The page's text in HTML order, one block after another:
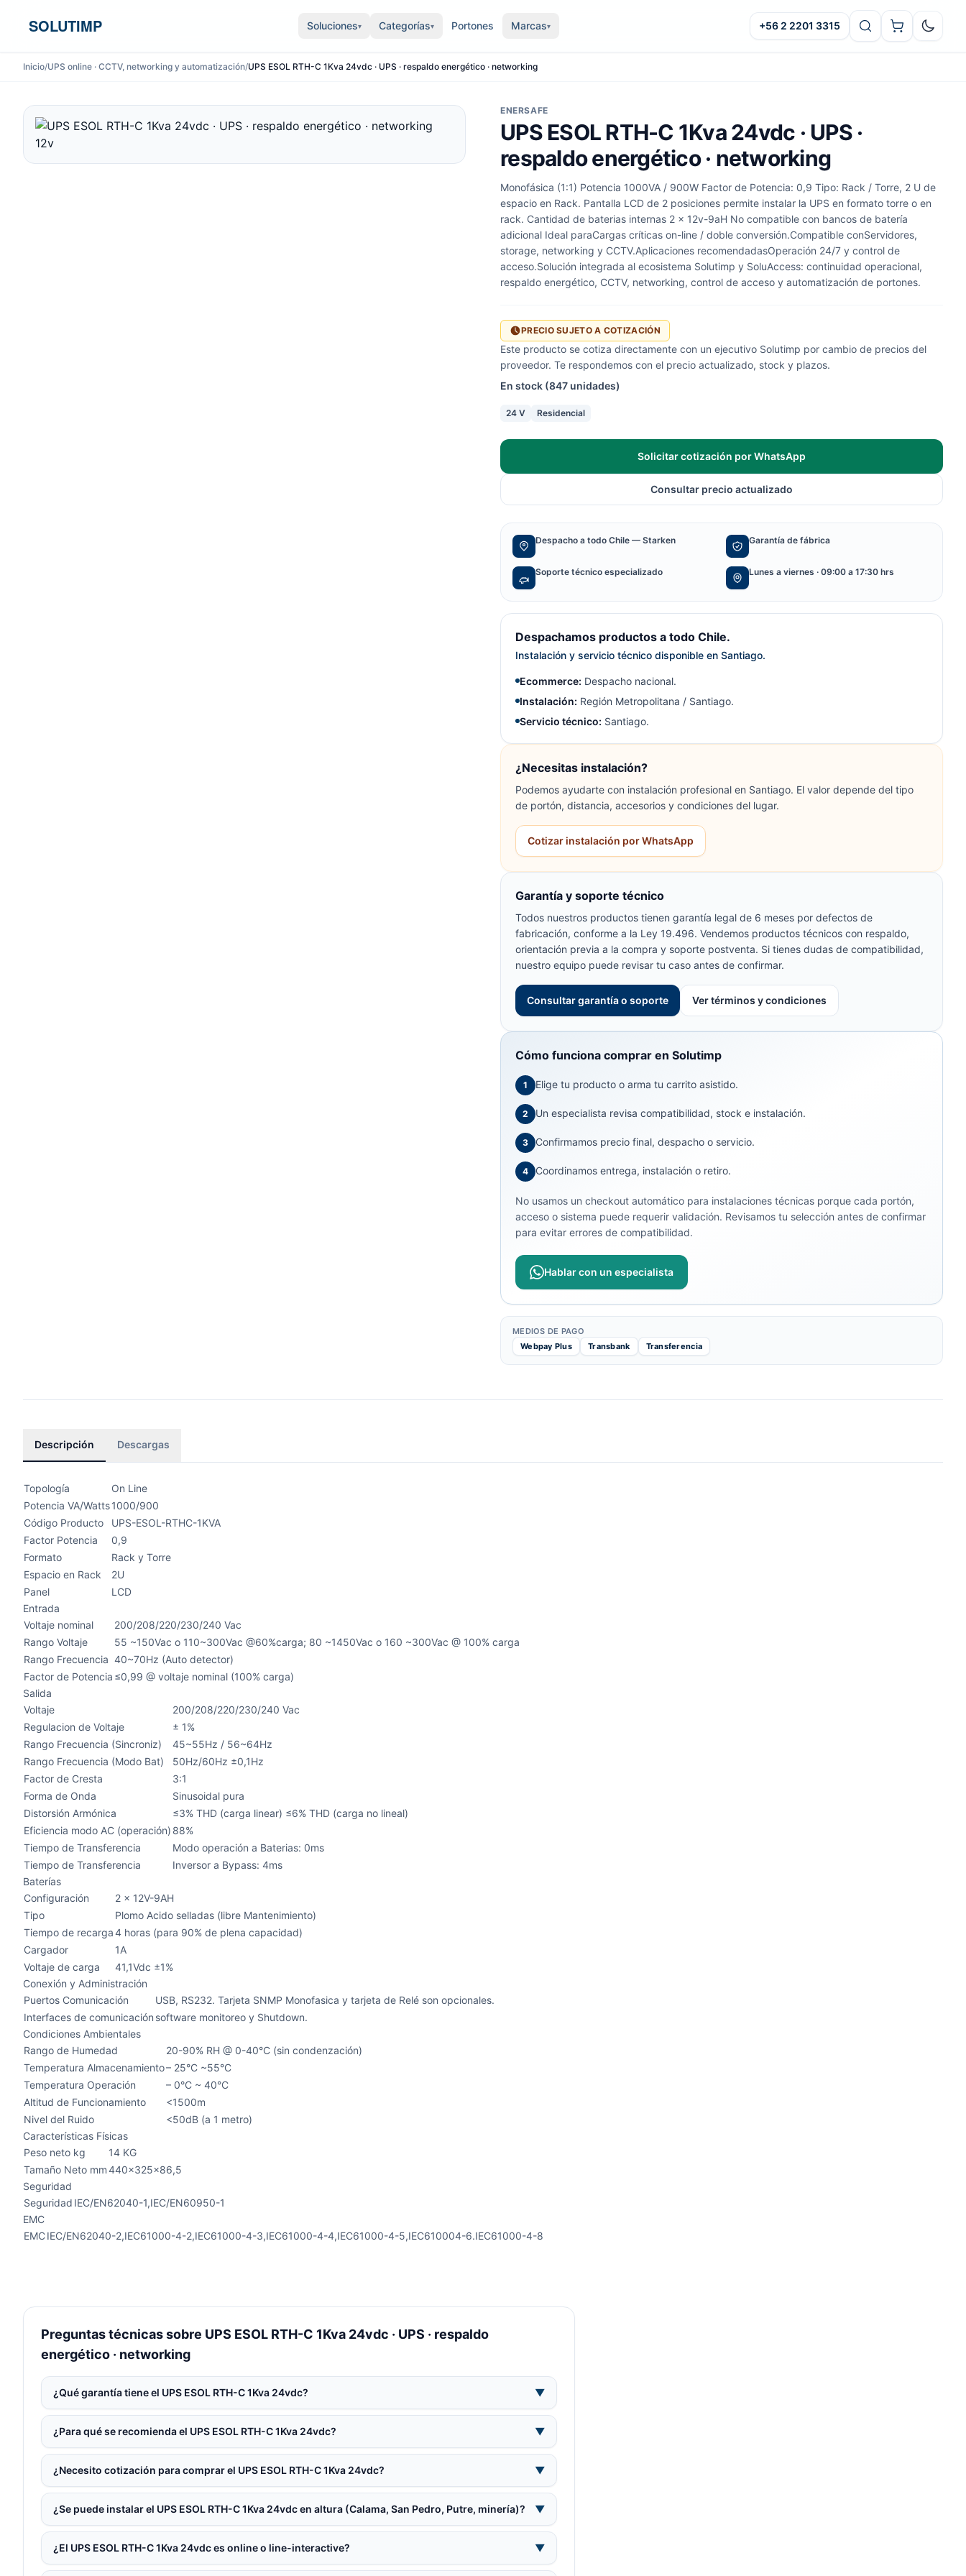
SOLUTIMP Soluciones▾ Categorías▾ Portones Marcas▾ +56 2 2201 3315 Oscuro
Inicio/UPS online · CCTV, networking y automatización/UPS ESOL RTH-C 1Kva 24vdc · UPS · respaldo energético · networking
ENERSAFE
UPS ESOL RTH-C 1Kva 24vdc · UPS ·
respaldo energético · networking
Monofásica (1:1) Potencia 1000VA / 900W Factor de Potencia: 0,9 Tipo: Rack / Torre, 2 U de
espacio en Rack. Pantalla LCD de 2 posiciones permite instalar la UPS en formato torre o en
rack. Cantidad de baterias internas 2 x 12v-9aH No compatible con bancos de batería
adicional Ideal paraCargas críticas on-line / doble conversión.Compatible conServidores,
storage, networking y CCTV.Aplicaciones recomendadasOperación 24/7 y control de
acceso.Solución integrada al ecosistema Solutimp y SoluAccess: continuidad operacional,
respaldo energético, CCTV, networking, control de acceso y automatización de portones.
PRECIO SUJETO A COTIZACIÓN
Este producto se cotiza directamente con un ejecutivo Solutimp por cambio de precios del
proveedor. Te respondemos con el precio actualizado, stock y plazos.
En stock (847 unidades)
24 V Residencial
Solicitar cotización por WhatsApp
Consultar precio actualizado
Despacho a todo Chile — Starken Garantía de fábrica
Soporte técnico especializado Lunes a viernes · 09:00 a 17:30 hrs
Despachamos productos a todo Chile.
Instalación y servicio técnico disponible en Santiago.
Ecommerce: Despacho nacional.
Instalación: Región Metropolitana / Santiago.
Servicio técnico: Santiago.
¿Necesitas instalación?
Podemos ayudarte con instalación profesional en Santiago. El valor depende del tipo
de portón, distancia, accesorios y condiciones del lugar.
Cotizar instalación por WhatsApp
Garantía y soporte técnico
Todos nuestros productos tienen garantía legal de 6 meses por defectos de
fabricación, conforme a la Ley 19.496. Vendemos productos técnicos con respaldo,
orientación previa a la compra y soporte postventa. Si tienes dudas de compatibilidad,
nuestro equipo puede revisar tu caso antes de confirmar.
Consultar garantía o soporte Ver términos y condiciones
Cómo funciona comprar en Solutimp
1 Elige tu producto o arma tu carrito asistido.
2 Un especialista revisa compatibilidad, stock e instalación.
3 Confirmamos precio final, despacho o servicio.
4 Coordinamos entrega, instalación o retiro.
No usamos un checkout automático para instalaciones técnicas porque cada portón,
acceso o sistema puede requerir validación. Revisamos tu selección antes de confirmar
para evitar errores de compatibilidad.
Hablar con un especialista
MEDIOS DE PAGO
Webpay Plus
Transbank Transferencia
Descripción Descargas
Topología
On Line
Potencia VA/Watts1000/900
Código Producto
UPS-ESOL-RTHC-1KVA
Factor Potencia
0,9
Formato
Rack y Torre
Espacio en Rack
2U
Panel
LCD
Entrada
Voltaje nominal
200/208/220/230/240 Vac
Rango Voltaje
55 ~150Vac o 110~300Vac @60%carga; 80 ~1450Vac o 160 ~300Vac @ 100% carga
Rango Frecuencia 40~70Hz (Auto detector)
Factor de Potencia ≤0,99 @ voltaje nominal (100% carga)
Salida
Voltaje
200/208/220/230/240 Vac
Regulacion de Voltaje
± 1%
Rango Frecuencia (Sincroniz)
45~55Hz / 56~64Hz
Rango Frecuencia (Modo Bat)
50Hz/60Hz ±0,1Hz
Factor de Cresta
3:1
Forma de Onda
Sinusoidal pura
Distorsión Armónica
≤3% THD (carga linear) ≤6% THD (carga no lineal)
Eficiencia modo AC (operación) 88%
Tiempo de Transferencia
Modo operación a Baterias: 0ms
Tiempo de Transferencia
Inversor a Bypass: 4ms
Baterías
Configuración
2 x 12V-9AH
Tipo
Plomo Acido selladas (libre Mantenimiento)
Tiempo de recarga4 horas (para 90% de plena capacidad)
Cargador
1A
Voltaje de carga
41,1Vdc ±1%
Conexión y Administración
Puertos Comunicación
USB, RS232. Tarjeta SNMP Monofasica y tarjeta de Relé son opcionales.
Interfaces de comunicación software monitoreo y Shutdown.
Condiciones Ambientales
Rango de Humedad
20-90% RH @ 0-40°C (sin condenzación)
Temperatura Almacenamiento– 25°C ~55°C
Temperatura Operación
– 0°C ~ 40°C
Altitud de Funcionamiento
<1500m
Nivel del Ruido
<50dB (a 1 metro)
Características Físicas
Peso neto kg
14 KG
Tamaño Neto mm440x325x86,5
Seguridad
Seguridad IEC/EN62040-1,IEC/EN60950-1
EMC
EMCIEC/EN62040-2,IEC61000-4-2,IEC61000-4-3,IEC61000-4-4,IEC61000-4-5,IEC610004-6.IEC61000-4-8
Preguntas técnicas sobre UPS ESOL RTH-C 1Kva 24vdc · UPS · respaldo
energético · networking
¿Qué garantía tiene el UPS ESOL RTH-C 1Kva 24vdc? ▼
¿Para qué se recomienda el UPS ESOL RTH-C 1Kva 24vdc? ▼
¿Necesito cotización para comprar el UPS ESOL RTH-C 1Kva 24vdc? ▼
¿Se puede instalar el UPS ESOL RTH-C 1Kva 24vdc en altura (Calama, San Pedro, Putre, minería)? ▼
¿El UPS ESOL RTH-C 1Kva 24vdc es online o line-interactive? ▼